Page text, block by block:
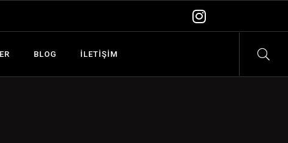
BLOG İLETIŞIM